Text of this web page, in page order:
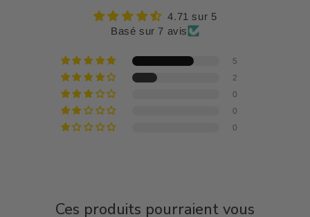
4.71 sur 5
Basé sur 7 avis
5
2
0
0
0
Ces produits pourraient vous